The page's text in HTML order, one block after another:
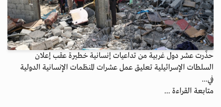
حذّرت عشر دول غربية من تداعيات إنسانية خطيرة عقب إعلان
السلطات الإسرائيلية تعليق عمل عشرات المنظمات الإنسانية الدولية
في...
متابعة القراءة ...